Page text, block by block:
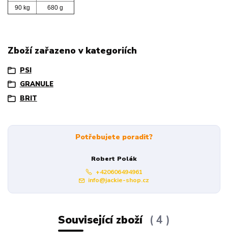
90 kg
680 g
Zboží zařazeno v kategoriích
PSI
GRANULE
BRIT
Potřebujete poradit?
Robert Polák
+420606494961
info@jackie-shop.cz
Související zboží 4